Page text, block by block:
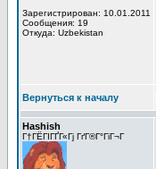
Зарегистрирован: 10.01.2011
Сообщения: 19
Откуда: Uzbekistan
Вернуться к началу
Hashish
Г†ГЁГІГҐГ«Гј ГґГ®Г°ГіГ¬Г